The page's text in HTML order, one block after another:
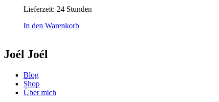
Lieferzeit: 24 Stunden
In den Warenkorb
Joél Joél
Blog
Shop
Über mich